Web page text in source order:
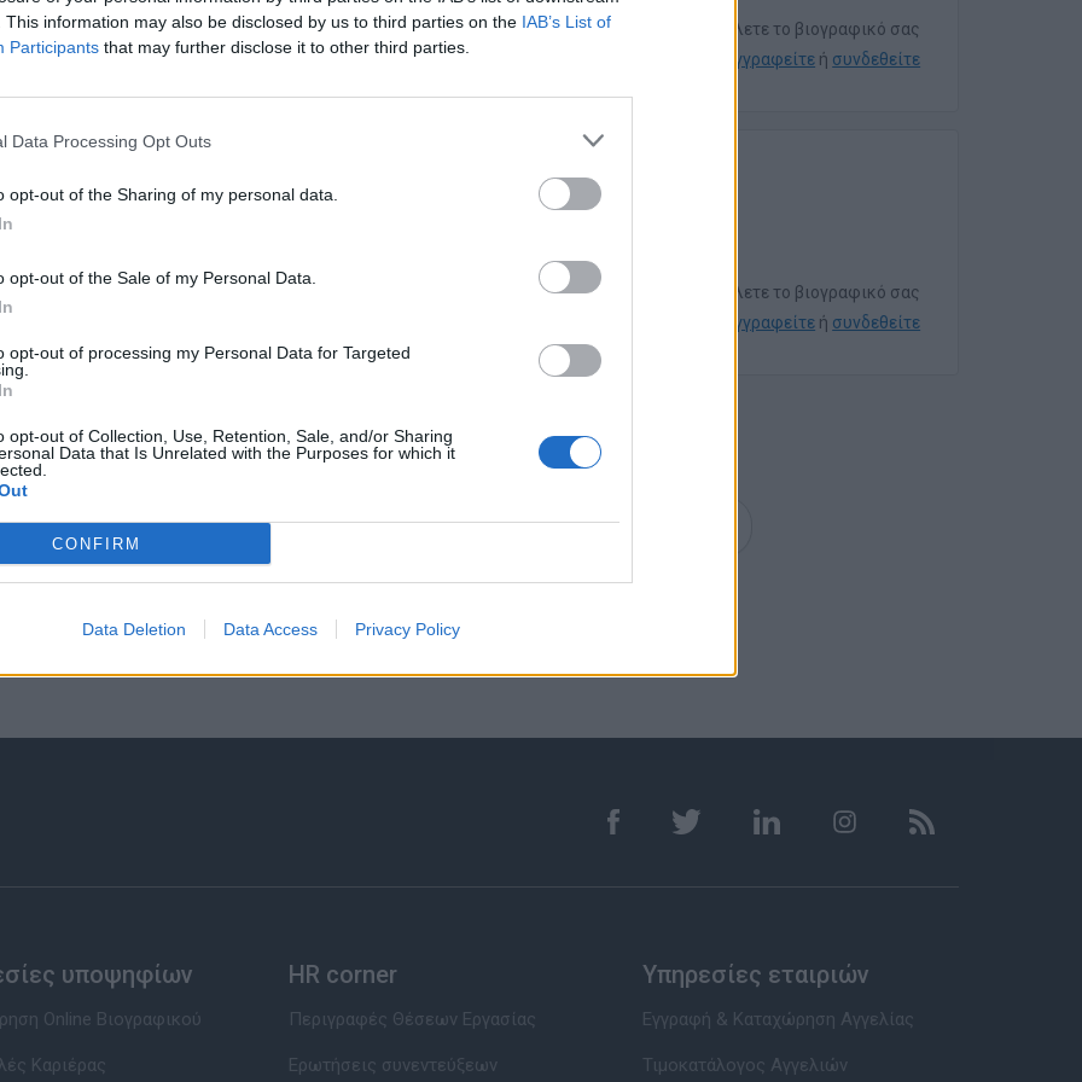
This information may also be disclosed by us to third parties on the IAB’s List of
Participants that may further disclose it to other third parties.
Data Processing Opt Outs
opt-out of the Sharing of my personal data.
opt-out of the Sale of my Personal Data.
opt-out of processing my Personal Data for Targeted
opt-out of Collection, Use, Retention, Sale, and/or Sharing
Data that Is Unrelated with the Purposes for which it
CONFIRM
Data Deletion Data Access Privacy Policy
Ολλανδία
Πλήρης απασχόληση
Για να στείλετε το βιογραφικό σας
εγγραφείτε ή συνδεθείτε
Τεχνίτης Στέγης
2800 € - 3200 € ανά μήνα μικτά
Για να στείλετε το βιογραφικό σας
εγγραφείτε ή συνδεθείτε
προηγούμενη 1 επόμενη
υποψηφίων
Online Βιογραφικού
Καριέρας
HR corner
Περιγραφές Θέσεων Εργασίας
Ερωτήσεις συνεντεύξεων
Υπηρεσίες εταιριών
Εγγραφή & Καταχώρηση Αγγελίας
Τιμοκατάλογος Αγγελιών